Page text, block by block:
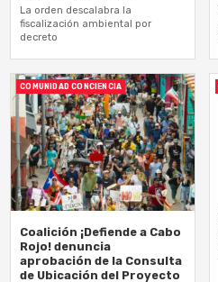
La orden descalabra la
fiscalización ambiental por
decreto
COMUNIDAD CONCIENCIA
Coalición ¡Defiende a Cabo
Rojo! denuncia
aprobación de la Consulta
de Ubicación del Proyecto